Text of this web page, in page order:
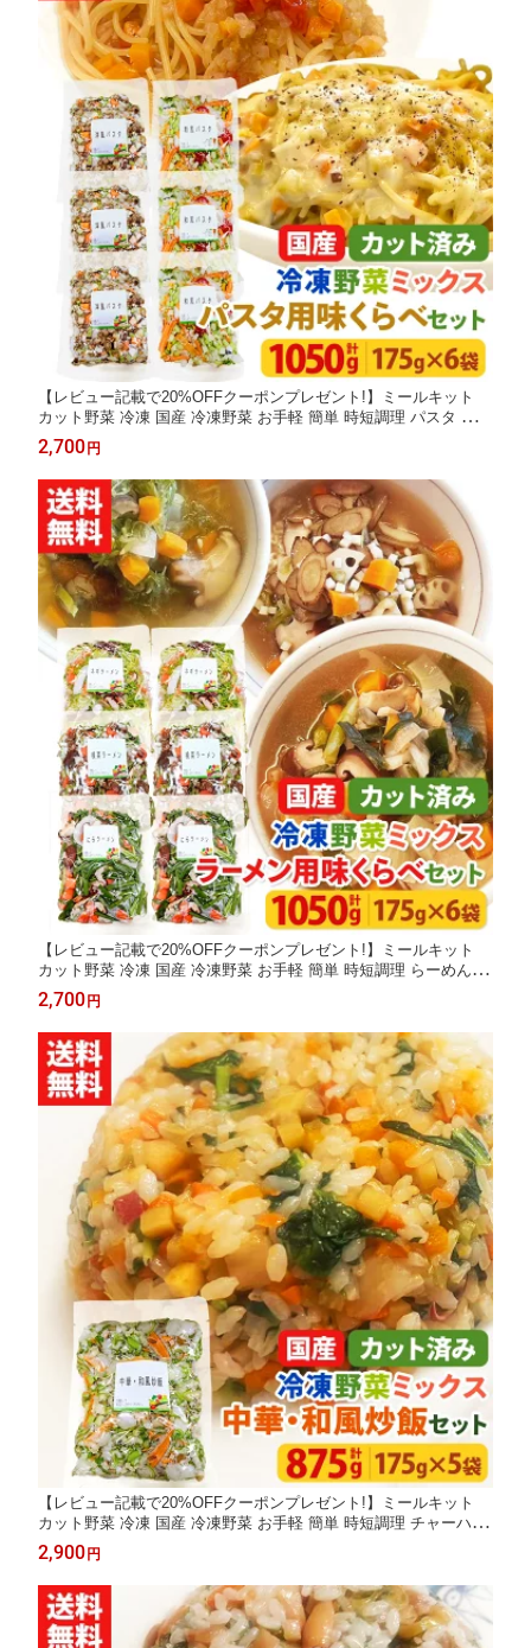
【レビュー記載で20%OFFクーポンプレゼント!】ミールキット
カット野菜 冷凍 国産 冷凍野菜 お手軽 簡単 時短調理 パスタ スパ
ゲッティ スパゲティ冷凍カット済み 野菜ミックス パスタ用味く
らべセット（洋風3袋、和風3袋) 175g×6袋
2,700円
【レビュー記載で20%OFFクーポンプレゼント!】ミールキット
カット野菜 冷凍 国産 冷凍野菜 お手軽 簡単 時短調理 らーめん 拉
麺冷凍カット済み野菜ミックス ラーメン用味くらべセット（にら
ラーメン2袋、根菜ラーメン2袋、ねぎラーメン2袋） 175g×6袋
2,700円
【レビュー記載で20%OFFクーポンプレゼント!】ミールキット
カット野菜 冷凍 国産 冷凍野菜 お手軽 簡単 時短調理 チャーハン
中華 和食冷凍カット済み 野菜ミックス 中華・和風炒飯用セット
175g×5袋
2,900円